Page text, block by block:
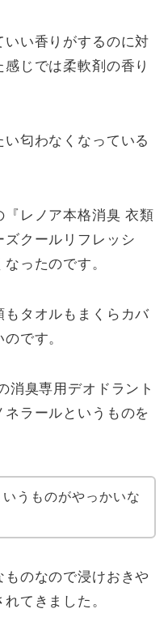
い香りがするのに対
じでは柔軟剤の香り
匂わなくなっている
『レノア本格消臭 衣類
クールリフレッシ
ったのです。
もタオルもまくらカバ
です。
消臭専用デオドラント
ラールというものを
うものがやっかいな
のなので浸けおきや
てきました。